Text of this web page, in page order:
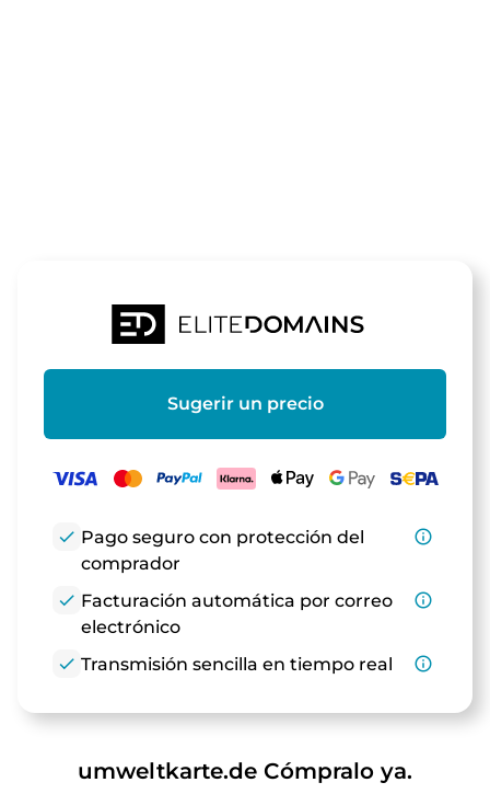
Sugerir un precio
check Pago seguro con protección del
comprador
info_outline
check Facturación automática por correo
electrónico
info_outline
check Transmisión sencilla en tiempo real info_outline
umweltkarte.de Cómpralo ya.